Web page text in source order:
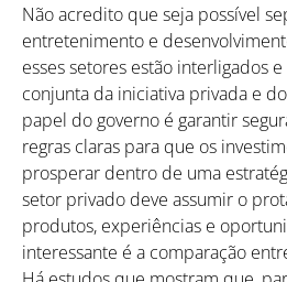
Não acredito que seja possível
entretenimento e
esses setores estão interligados
conjunta da iniciativa privada e
papel do governo é garantir
regras claras para que os
prosperar dentro de uma
setor privado deve assumir o
produtos, experiências e
interessante é a comparação